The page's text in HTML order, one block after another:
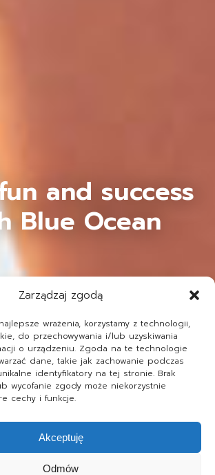
Zarządzaj zgodą
wrażenia, korzystamy z technologii,
do przechowywania i/lub uzyskiwania
o urządzeniu. Zgoda na te technologie
dane, takie jak zachowanie podczas
identyfikatory na tej stronie. Brak
wycofanie zgody może niekorzystnie
cechy i funkcje.
Akceptuję
Odmów
and success
Blue Ocean